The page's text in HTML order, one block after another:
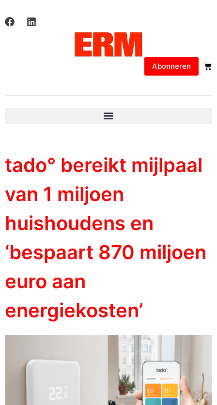
Abonneren
tado° bereikt mijlpaal
van 1 miljoen
huishoudens en
‘bespaart 870 miljoen
euro aan
energiekosten’